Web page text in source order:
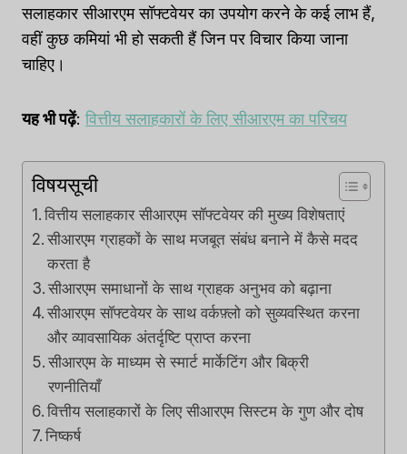
सलाहकार सीआरएम सॉफ्टवेयर का उपयोग करने के कई लाभ हैं,
वहीं कुछ कमियां भी हो सकती हैं जिन पर विचार किया जाना
चाहिए।
यह भी पढ़ें: वित्तीय सलाहकारों के लिए सीआरएम का परिचय
विषयसूची
वित्तीय सलाहकार सीआरएम सॉफ्टवेयर की मुख्य विशेषताएं
सीआरएम ग्राहकों के साथ मजबूत संबंध बनाने में कैसे मदद
करता है
सीआरएम समाधानों के साथ ग्राहक अनुभव को बढ़ाना
सीआरएम सॉफ्टवेयर के साथ वर्कफ़्लो को सुव्यवस्थित करना
और व्यावसायिक अंतर्दृष्टि प्राप्त करना
सीआरएम के माध्यम से स्मार्ट मार्केटिंग और बिक्री
रणनीतियाँ
वित्तीय सलाहकारों के लिए सीआरएम सिस्टम के गुण और दोष
निष्कर्ष